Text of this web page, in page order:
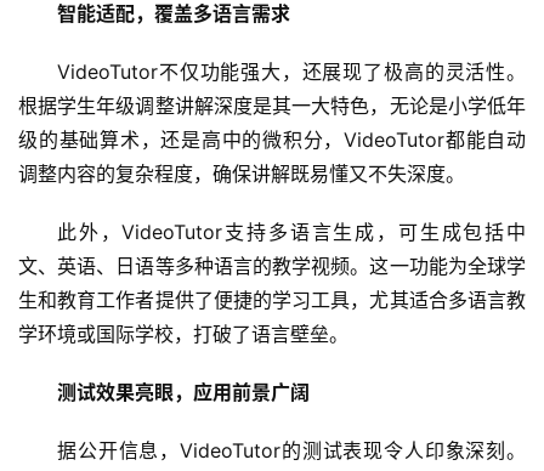
首
页
智能适配，覆盖多语言需求
VideoTutor不仅功能强大，还展现了极高的灵活性。
根据学生年级调整讲解深度是其一大特色，无论是小学低年
级的基础算术，还是高中的微积分，VideoTutor都能自动
调整内容的复杂程度，确保讲解既易懂又不失深度。
此外，VideoTutor支持多语言生成，可生成包括中
文、英语、日语等多种语言的教学视频。这一功能为全球学
生和教育工作者提供了便捷的学习工具，尤其适合多语言教
学环境或国际学校，打破了语言壁垒。
测试效果亮眼，应用前景广阔
据公开信息，VideoTutor的测试表现令人印象深刻。